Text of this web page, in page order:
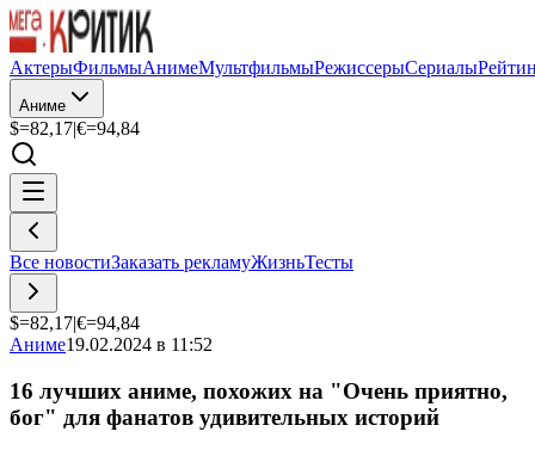
АктерыФильмыАнимеМультфильмыРежиссерыСериалы
Аниме
$=82,17|€=94,84
Все новостиЗаказать рекламуЖизньТесты
$=82,17|€=94,84
Аниме19.02.2024 в 11:52
16 лучших аниме, похожих на "Очень приятно,
бог" для фанатов удивительных историй